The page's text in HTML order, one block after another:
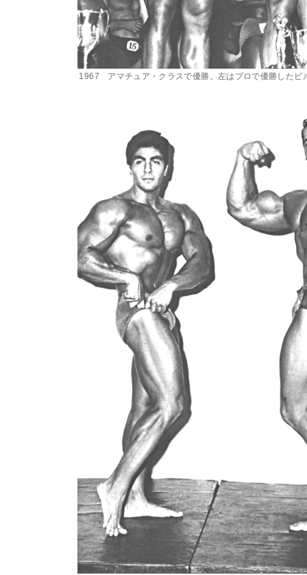
1967 アマチュア・クラスで優勝。左はプロで優勝したビ